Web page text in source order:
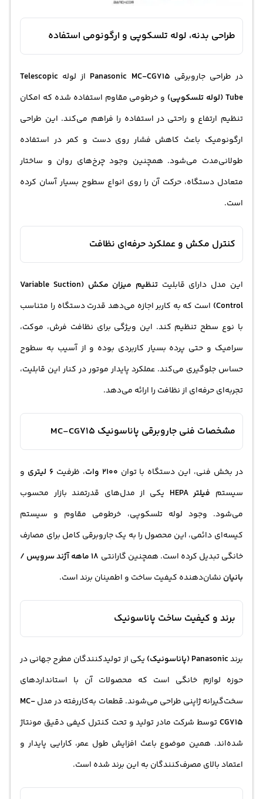
طراحی بدنه، لوله تلسکوپی و ارگونومی استفاده
در طراحی جاروبرقی Panasonic MC-CG715 از لوله Telescopic
Tube (لوله تلسکوپی)
و خرطومی مقاوم استفاده شده که امکان
تنظیم ارتفاع و راحتی در استفاده را فراهم می‌کند. این طراحی
ارگونومیک باعث کاهش فشار روی دست و کمر در استفاده
طولانی‌مدت می‌شود. همچنین وجود چرخ‌های روان و ساختار
متعادل دستگاه، حرکت آن را روی انواع سطوح بسیار آسان کرده
است.
کنترل مکش و عملکرد حرفه‌ای نظافت
این مدل دارای قابلیت
تنظیم میزان مکش (Variable Suction
Control) است که به کاربر اجازه می‌دهد قدرت دستگاه را متناسب
با نوع سطح تنظیم کند. این ویژگی برای نظافت فرش، موکت،
سرامیک و حتی پرده بسیار کاربردی بوده و از آسیب به سطوح
حساس جلوگیری می‌کند. عملکرد پایدار موتور در کنار این قابلیت،
تجربه‌ای حرفه‌ای از نظافت را ارائه می‌دهد.
مشخصات فنی جاروبرقی پاناسونیک MC-CG715
در بخش فنی، این دستگاه با توان 2100 وات ، ظرفیت 6 لیتری
و
سیستم فیلتر HEPA
یکی از مدل‌های قدرتمند بازار محسوب
می‌شود. وجود لوله تلسکوپی، خرطومی مقاوم و سیستم
کیسه‌ای دائمی، این محصول را به یک جاروبرقی کامل برای مصارف
خانگی تبدیل کرده است. همچنین گارانتی
18 ماهه آژند سرویس /
بانیان نشان‌دهنده کیفیت ساخت و اطمینان برند است.
برند و کیفیت ساخت پاناسونیک
برندPanasonic (پاناسونیک)
یکی از تولیدکنندگان مطرح جهانی در
حوزه لوازم خانگی است که محصولات آن با استانداردهای
سخت‌گیرانه ژاپنی طراحی می‌شوند. قطعات به‌کاررفته در مدلMC-
CG715توسط شرکت مادر تولید و تحت کنترل کیفی دقیق مونتاژ
شده‌اند. همین موضوع باعث افزایش طول عمر، کارایی پایدار و
اعتماد بالای مصرف‌کنندگان به این برند شده است.